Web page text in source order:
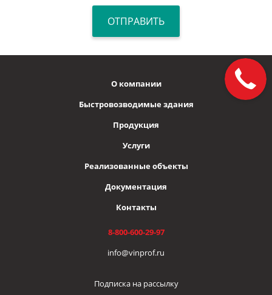
О компании
Быстровозводимые здания
Продукция
Услуги
Реализованные объекты
Документация
Контакты
8-800-600-29-97
info@vinprof.ru
Подписка на рассылку